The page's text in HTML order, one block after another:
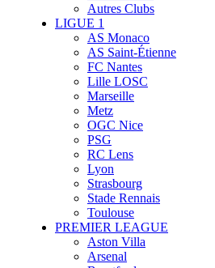
Autres Clubs
LIGUE 1
AS Monaco
AS Saint-Étienne
FC Nantes
Lille LOSC
Marseille
Metz
OGC Nice
PSG
RC Lens
Lyon
Strasbourg
Stade Rennais
Toulouse
PREMIER LEAGUE
Aston Villa
Arsenal